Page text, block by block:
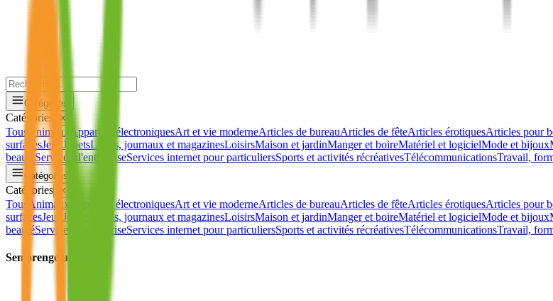
Catégories
Catégories ✕
Tous Animaux Appareils électroniquesArt et vie moderneArticles de bureauArticles de fêteArticles érotiquesArticles pour
surfacesJeux JouetsLivres, journaux et magazinesLoisirsMaison et jardinManger et boireMatériel et logicielMode et bijoux
beauté Services d'entrepriseServices internet pour particuliersSports et activités récréativesTélécommunicationsTravail,
Catégories
Catégories ✕
Tous Animaux Appareils électroniquesArt et vie moderneArticles de bureauArticles de fêteArticles érotiquesArticles pour
surfacesJeux Jouets Livres, journaux et magazinesLoisirsMaison et jardinManger et boireMatériel et logicielMode et bijoux
beautéServices d'entrepriseServices internet pour particuliersSports et activités récréativesTélécommunicationsTravail,
Seniorengeluk.be